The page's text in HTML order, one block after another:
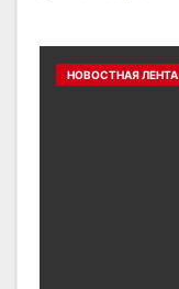
НОВОСТНАЯ ЛЕНТА